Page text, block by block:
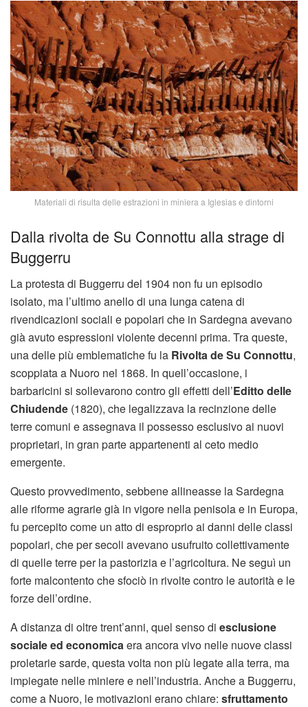
Materiali di risulta delle estrazioni in miniera a Iglesias e dintorni
Dalla rivolta de Su Connottu alla strage di
Buggerru
La protesta di Buggerru del 1904 non fu un episodio
isolato, ma l’ultimo anello di una lunga catena di
rivendicazioni sociali e popolari che in Sardegna avevano
già avuto espressioni violente decenni prima. Tra queste,
una delle più emblematiche fu la Rivolta de Su Connottu,
scoppiata a Nuoro nel 1868. In quell’occasione, i
barbaricini si sollevarono contro gli effetti dell’Editto delle
Chiudende (1820), che legalizzava la recinzione delle
terre comuni e assegnava il possesso esclusivo ai nuovi
proprietari, in gran parte appartenenti al ceto medio
emergente.
Questo provvedimento, sebbene allineasse la Sardegna
alle riforme agrarie già in vigore nella penisola e in Europa,
fu percepito come un atto di esproprio ai danni delle classi
popolari, che per secoli avevano usufruito collettivamente
di quelle terre per la pastorizia e l’agricoltura. Ne seguì un
forte malcontento che sfociò in rivolte contro le autorità e le
forze dell’ordine.
A distanza di oltre trent’anni, quel senso di esclusione
sociale ed economicaera ancora vivo nelle nuove classi
proletarie sarde, questa volta non più legate alla terra, ma
impiegate nelle miniere e nell’industria. Anche a Buggerru,
come a Nuoro, le motivazioni erano chiare: sfruttamento